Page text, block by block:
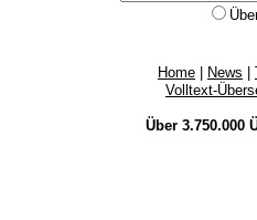
Home News
Volltext-
Über 3.750.000